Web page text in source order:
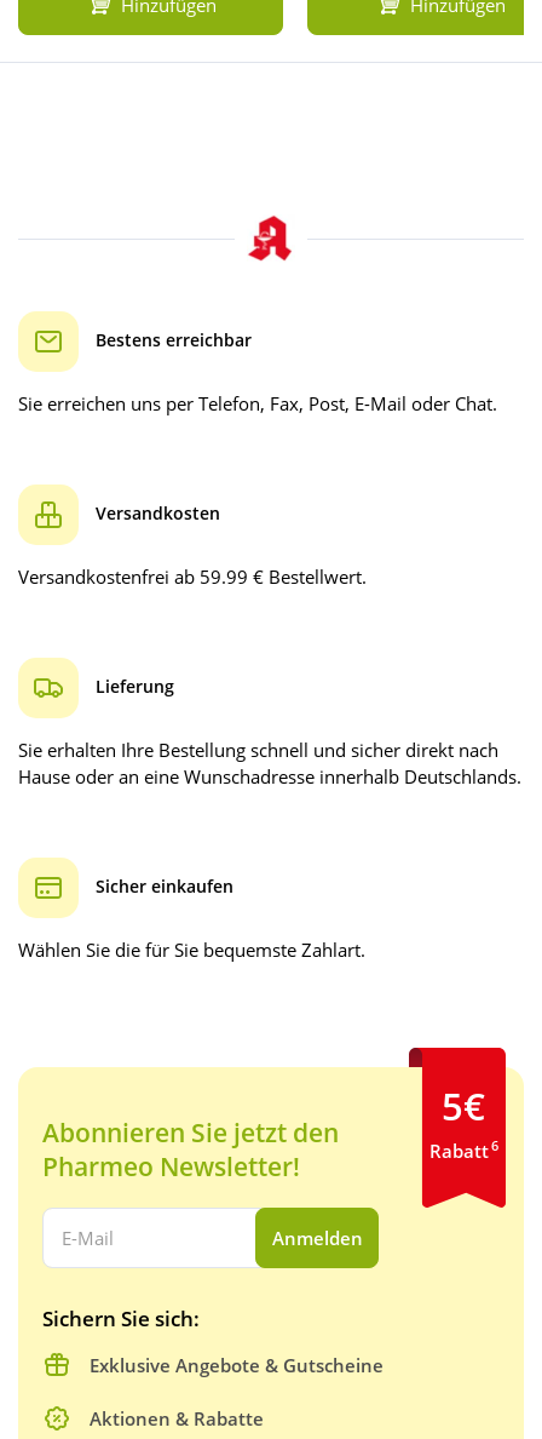
Hinzufügen Hinzufügen
Bestens erreichbar
Sie erreichen uns per Telefon, Fax, Post, E-Mail oder Chat.
Versandkosten
Versandkostenfrei ab 59.99 € Bestellwert.
Lieferung
Sie erhalten Ihre Bestellung schnell und sicher direkt nach
Hause oder an eine Wunschadresse innerhalb Deutschlands.
Sicher einkaufen
Wählen Sie die für Sie bequemste Zahlart.
Abonnieren Sie jetzt den
Pharmeo Newsletter!
Ihre E-Mail Adresse:
Anmelden
Sichern Sie sich:
Exklusive Angebote & Gutscheine
Aktionen & Rabatte
5€
Rabatt6